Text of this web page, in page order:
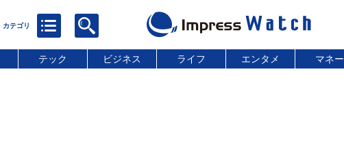
テック ビジネス ライフ エンタメ マネー